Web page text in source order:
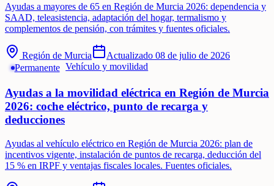
Ayudas a mayores de 65 en Región de Murcia 2026: dependencia y
SAAD, teleasistencia, adaptación del hogar, termalismo y
complementos de pensión, con trámites y fuentes oficiales.
Región de Murcia Actualizado 08 de julio de 2026
Permanente Vehículo y movilidad
Ayudas a la movilidad eléctrica en Región de Murcia
2026: coche eléctrico, punto de recarga y
deducciones
Ayudas al vehículo eléctrico en Región de Murcia 2026: plan de
incentivos vigente, instalación de puntos de recarga, deducción del
15 % en IRPF y ventajas fiscales locales. Fuentes oficiales.